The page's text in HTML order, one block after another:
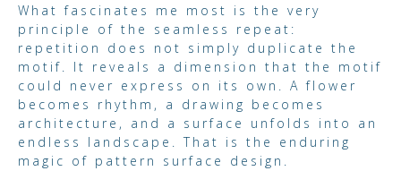
What fascinates me most is the very
principle of the seamless repeat:
repetition does not simply duplicate the
motif. It reveals a dimension that the motif
could never express on its own. A flower
becomes rhythm, a drawing becomes
architecture, and a surface unfolds into an
endless landscape. That is the enduring
magic of pattern surface design.